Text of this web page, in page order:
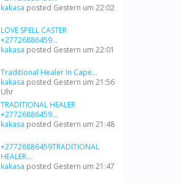
kakasa posted Gestern um 22:02
LOVE SPELL CASTER
+27726886459...
kakasa posted Gestern um 22:01
Traditional Healer In Cape...
kakasa posted Gestern um 21:56
Uhr
TRADITIONAL HEALER
+27726886459...
kakasa posted Gestern um 21:48
+27726886459TRADITIONAL
HEALER...
kakasa posted Gestern um 21:47